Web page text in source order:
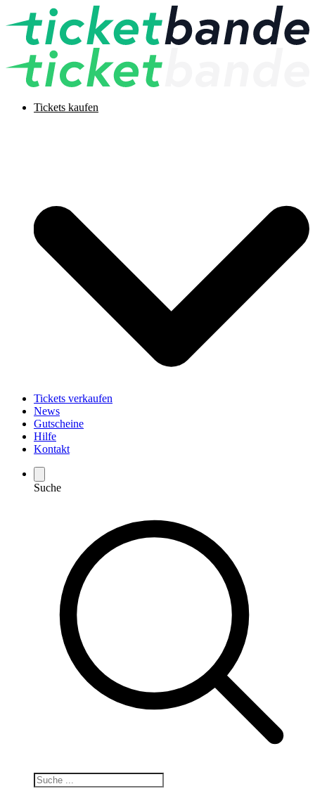
Tickets kaufen
Tickets verkaufen
News
Gutscheine
Hilfe
Kontakt
Suche